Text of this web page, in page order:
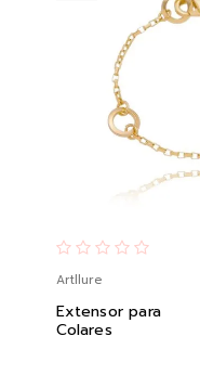
Artllure
Extensor para
Colares